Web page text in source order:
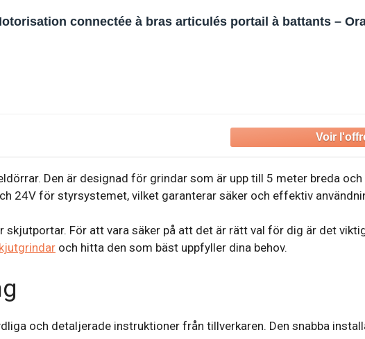
connectée à bras articulés portail à battants –
Den är designad för grindar som är upp till 5 meter breda och
24V för styrsystemet, vilket garanterar säker och effektiv
För att vara säker på att det är rätt val för dig är det
och hitta den som bäst uppfyller dina behov.
och detaljerade instruktioner från tillverkaren. Den snabba